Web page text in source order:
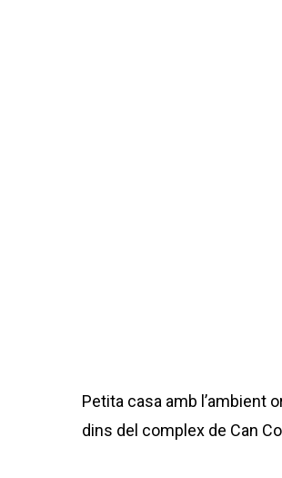
Petita casa amb l’ambient
dins del complex de Can